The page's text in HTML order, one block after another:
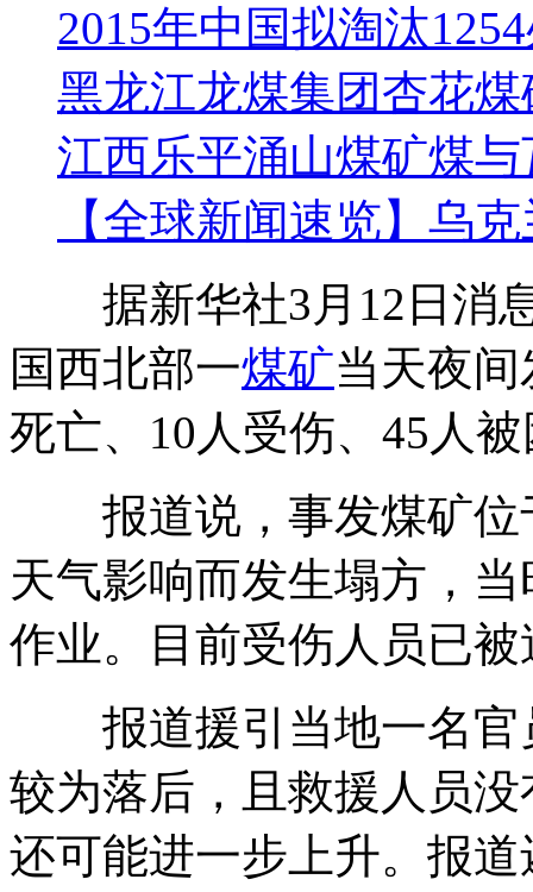
2015年中国拟淘汰
黑龙江龙煤集团杏花
江西乐平涌山煤矿煤
【全球新闻速览】乌
据新华社3月12日消
国西北部一煤矿当天夜
死亡、10人受伤、45人
报道说，事发煤矿位
天气影响而发生塌方，
作业。目前受伤人员已
报道援引当地一名官
较为落后，且救援人员
还可能进一步上升。报